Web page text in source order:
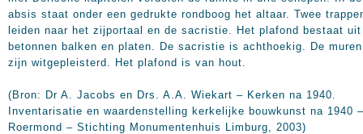
absis staat onder een gedrukte rondboog het altaar. Twee
leiden naar het zijportaal en de sacristie. Het plafond bestaat uit
betonnen balken en platen. De sacristie is achthoekig. De muren
zijn witgepleisterd. Het plafond is van hout.
(Bron: Dr A. Jacobs en Drs. A.A. Wiekart – Kerken na 1940.
Inventarisatie en waardenstelling kerkelijke bouwkunst na 1940 –
Roermond – Stichting Monumentenhuis Limburg, 2003)